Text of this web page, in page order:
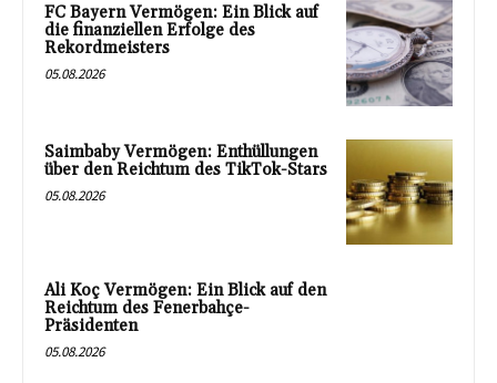
FC Bayern Vermögen: Ein Blick auf
die finanziellen Erfolge des
Rekordmeisters
05.08.2026
Saimbaby Vermögen: Enthüllungen
über den Reichtum des TikTok-Stars
05.08.2026
Ali Koç Vermögen: Ein Blick auf den
Reichtum des Fenerbahçe-
Präsidenten
05.08.2026